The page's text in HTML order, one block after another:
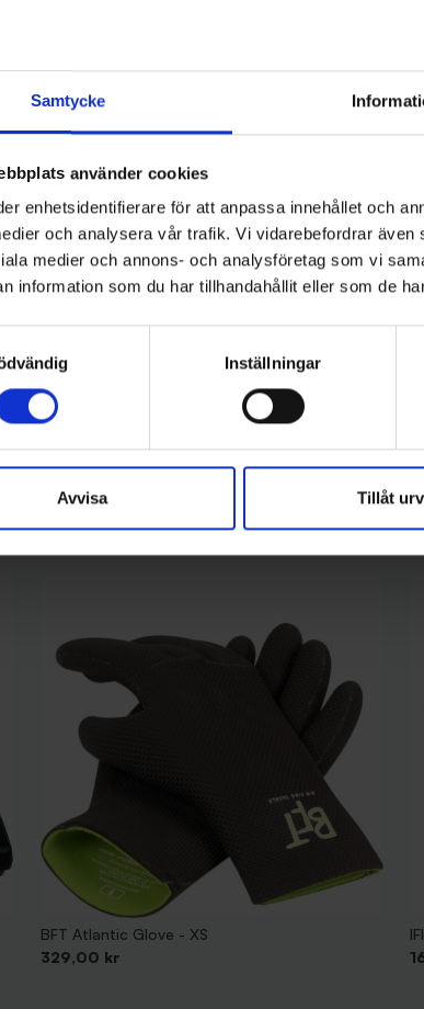
Samtycke
använder cookies
enhetsidentifierare för att anpassa innehållet och
och analysera vår trafik. Vi vidarebefordrar
medier och annons- och analysföretag som vi
information som du har tillhandahållit eller som de
Inställningar
Avvisa Tillåt
Stoxdal
Fiskeglasögon med styrka +2,5
129 kr
samma kategori:
BFT Atlantic Glove - XS
Pris
329,00 kr